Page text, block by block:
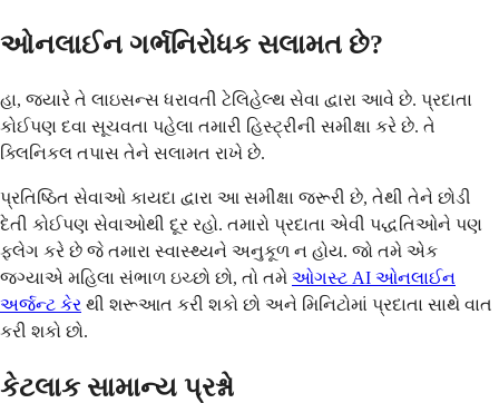
ઓનલાઈન ગર્ભનિરોધક સલામત છે?
હા, જ્યારે તે લાઇસન્સ ધરાવતી ટેલિહેલ્થ સેવા દ્વારા આવે છે. પ્રદાતા
કોઈપણ દવા સૂચવતા પહેલા તમારી હિસ્ટ્રીની સમીક્ષા કરે છે. તે
ક્લિનિકલ તપાસ તેને સલામત રાખે છે.
પ્રતિષ્ઠિત સેવાઓ કાયદા દ્વારા આ સમીક્ષા જરૂરી છે, તેથી તેને છોડી
દેતી કોઈપણ સેવાઓથી દૂર રહો. તમારો પ્રદાતા એવી પદ્ધતિઓને પણ
ફ્લેગ કરે છે જે તમારા સ્વાસ્થ્યને અનુકૂળ ન હોય. જો તમે એક
જગ્યાએ મહિલા સંભાળ ઇચ્છો છો, તો તમે ઓગસ્ટ AI ઓનલાઈન
અર્જન્ટ કેર થી શરૂઆત કરી શકો છો અને મિનિટોમાં પ્રદાતા સાથે વાત
કરી શકો છો.
કેટલાક સામાન્ય પ્રશ્નો